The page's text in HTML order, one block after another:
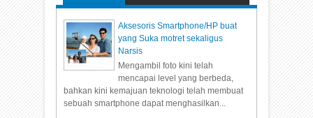
Aksesoris Smartphone/HP buat
yang Suka motret sekaligus
Narsis
Mengambil foto kini telah
mencapai level yang berbeda,
bahkan kini kemajuan teknologi telah membuat
sebuah smartphone dapat menghasilkan...